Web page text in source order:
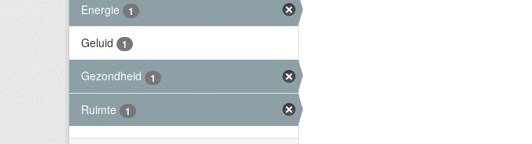
Energie 1
Geluid 1
Gezondheid 1
Ruimte 1